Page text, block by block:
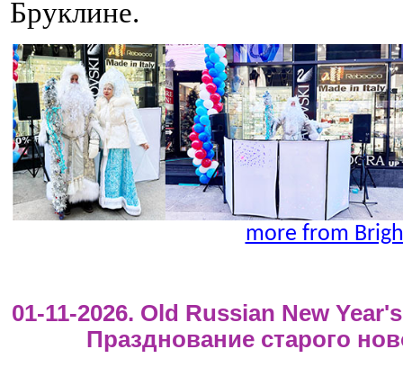
Бруклине.
more from
01-11-2026. Old Russian New
Празднование старого